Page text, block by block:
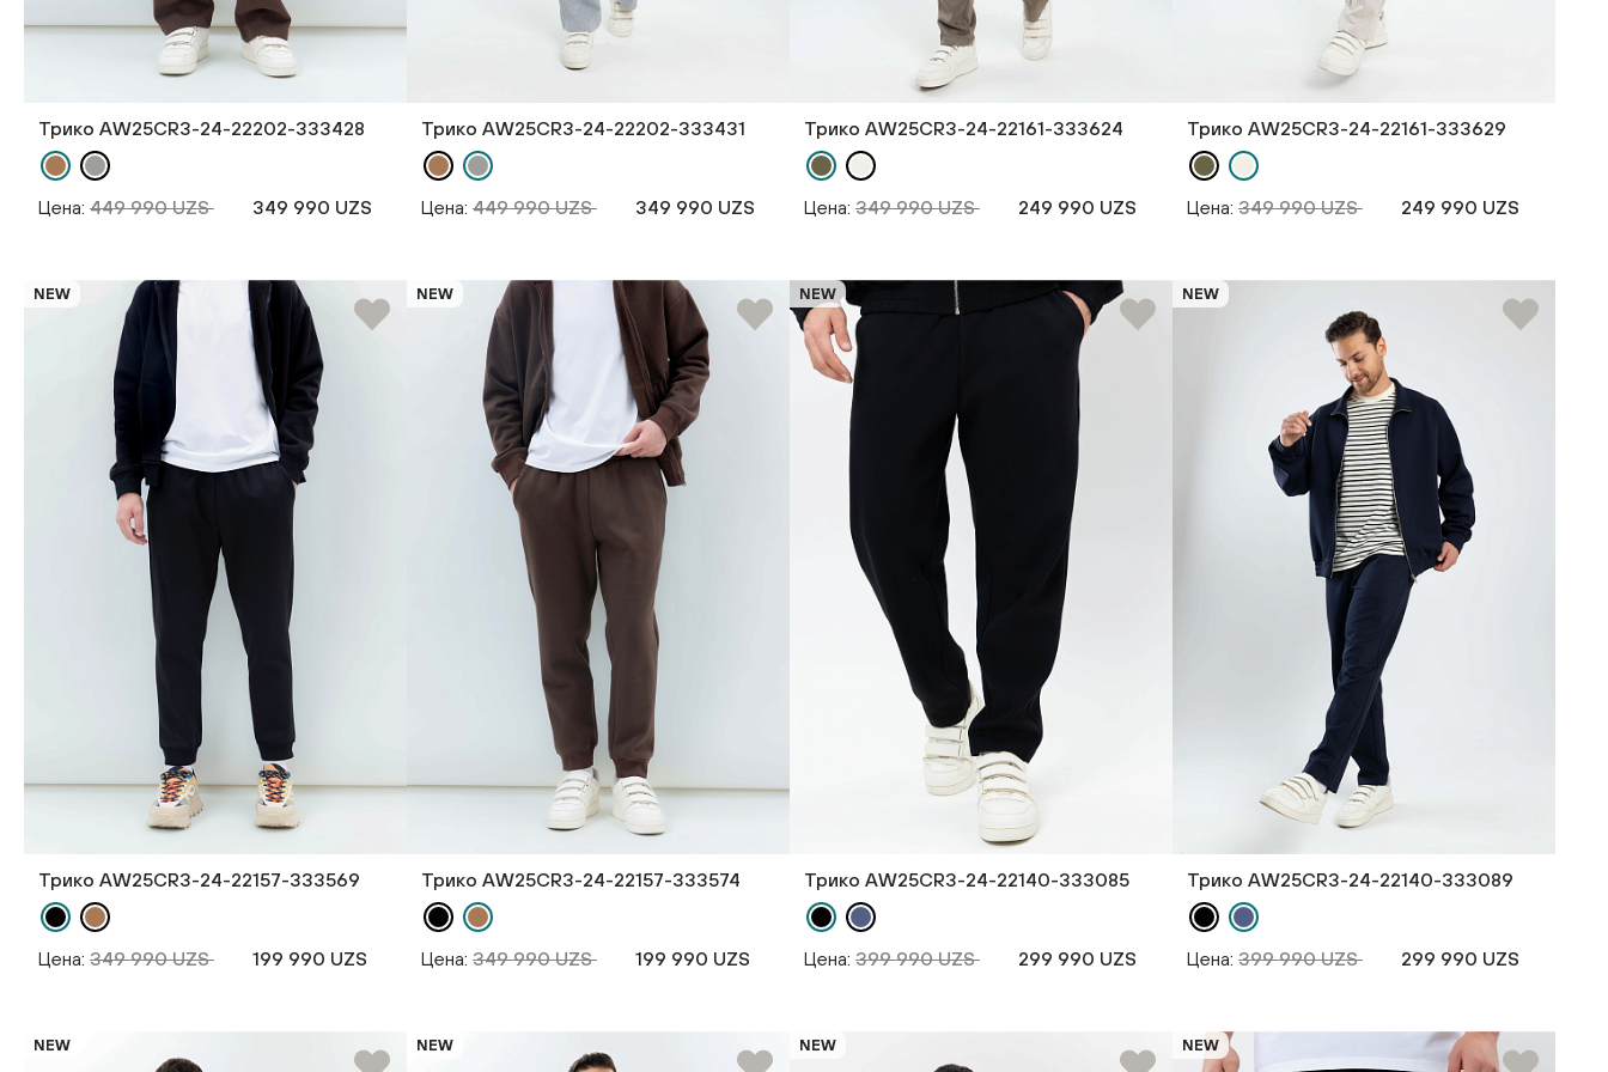
Трико AW25CR3-24-22202-333428
Цена: 449 990 UZS 349 990 UZS
Трико AW25CR3-24-22202-333431
Цена: 449 990 UZS 349 990 UZS
Трико AW25CR3-24-22161-333624
Цена: 349 990 UZS 249 990 UZS
Трико AW25CR3-24-22161-333629
Цена: 349 990 UZS 249 990 UZS
NEW
Трико AW25CR3-24-22157-333569
Цена: 349 990 UZS 199 990 UZS
NEW
Трико AW25CR3-24-22157-333574
Цена: 349 990 UZS 199 990 UZS
NEW
Трико AW25CR3-24-22140-333085
Цена: 399 990 UZS 299 990 UZS
NEW
Трико AW25CR3-24-22140-333089
Цена: 399 990 UZS 299 990 UZS
NEW NEW NEW NEW